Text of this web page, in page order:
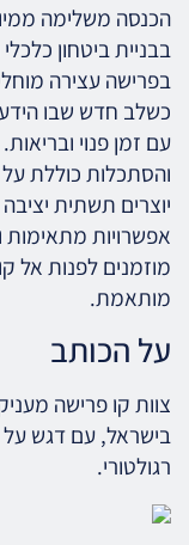
הכנסה משלימה
בבניית ביטחון
בפרישה עצירה
כשלב חדש שבו הידע
עם זמן פנוי
והסתכלות כוללת
יוצרים תשתית
אפשרויות מתאימות
מוזמנים לפנות אל
מותאמת.
על הכותב
צוות קו פרישה
בישראל, עם דגש על
רגולטורי.